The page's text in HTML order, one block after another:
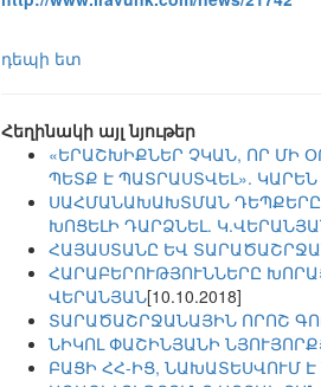
դեպի ետ
Հեղինակի այլ նյութեր
«ԵՐԱՇԽԻՔՆԵՐ ՉԿԱՆ, ՈՐ ՄԻ
ՊԵՏՔ Է ՊԱՏՐԱՍՏՎԵԼ».
ՍԱՀՄԱՆԱԽԱԽՏՄԱՆ ԴԵՊՔԵՐԸ
ԽՈՑԵԼԻ ԴԱՐՁՆԵԼ.
ՀԱՅԱՍՏԱՆԸ ԵՎ
ՀԱՐԱԲԵՐՈՒԹՅՈՒՆՆԵՐԸ
ՎԵՐԱՆՅԱՆ[10.10.2018]
ՏԱՐԱԾԱՇՐՋԱՆԱՅԻՆ ՈՐՈՇ
ՆԻԿՈԼ ՓԱՇԻՆՅԱՆԻ
ԲԱՑԻ ՀՀ-ԻՑ, ՆԱԽԱՏԵՍՎՈՒՄ